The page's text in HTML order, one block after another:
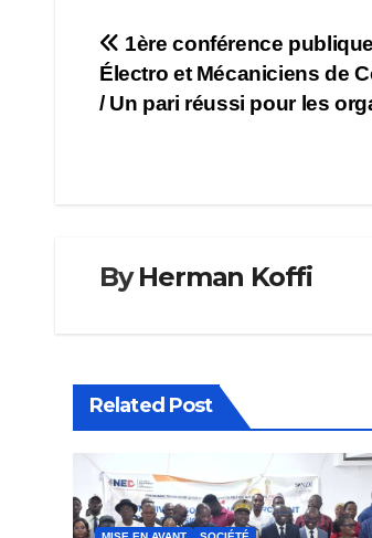
Navigation
de
1ère conférence
Électro et Mécaniciens de
/ Un pari réussi pour les
ByHerman Koffi
Related Post